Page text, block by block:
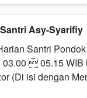
Asy-Syarifiy
Santri
 05.15 WIB
(Di isi dengan